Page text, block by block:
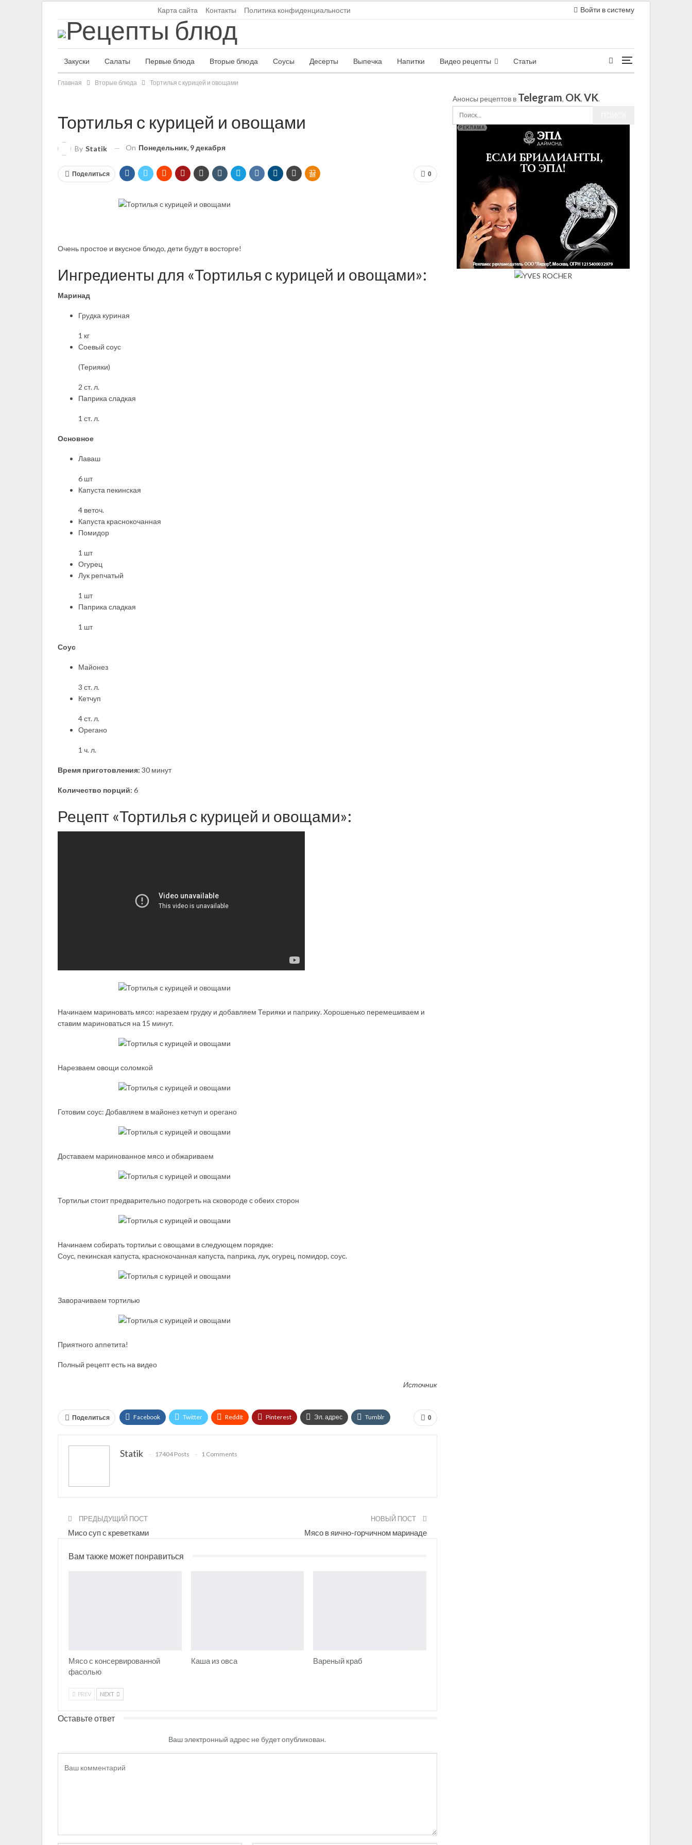
Войти в систему
Карта сайта Контакты Политика конфиденциальности
Закуски Салаты Первые блюда Вторые блюда Соусы Десерты Выпечка Напитки Видео рецепты Статьи
Главная Вторые блюда Тортилья с курицей и овощами
Тортилья с курицей и овощами
By Statik On Понедельник, 9 декабря
0
Поделиться
Очень простое и вкусное блюдо, дети будут в восторге!
Ингредиенты для «Тортилья с курицей и овощами»:
Маринад
Грудка куриная
1 кг
Соевый соус
(Терияки)
2 ст. л.
Паприка сладкая
1 ст. л.
Основное
Лаваш
6 шт
Капуста пекинская
4 веточ.
Капуста краснокочанная
Помидор
1 шт
Огурец
Лук репчатый
1 шт
Паприка сладкая
1 шт
Соус
Майонез
3 ст. л.
Кетчуп
4 ст. л.
Орегано
1 ч. л.
Время приготовления: 30 минут
Количество порций: 6
Рецепт «Тортилья с курицей и овощами»:
Начинаем мариновать мясо: нарезаем грудку и добавляем Терияки и паприку. Хорошенько перемешиваем и
ставим мариноваться на 15 минут.
Нарезваем овощи соломкой
Готовим соус: Добавляем в майонез кетчуп и орегано
Доставаем маринованное мясо и обжариваем
Тортильи стоит предварительно подогреть на сковороде с обеих сторон
Начинаем собирать тортильи с овощами в следующем порядке:
Соус, пекинская капуста, краснокочанная капуста, паприка, лук, огурец, помидор, соус.
Заворачиваем тортилью
Приятного аппетита!
Полный рецепт есть на видео
Источник
0
Поделиться Facebook Twitter ReddIt Pinterest Эл. адрес Tumblr
Statik 17404 Posts 1 Comments
ПРЕДЫДУЩИЙ ПОСТ
Мисо суп с креветками
НОВЫЙ ПОСТ
Мясо в яично-горчичном маринаде
Вам также может понравиться
Мясо с консервированной
фасолью
Каша из овса Вареный краб
PREV NEXT
Оставьте ответ
Ваш электронный адрес не будет опубликован.
Анонсы рецептов в Telegram, OK, VK.